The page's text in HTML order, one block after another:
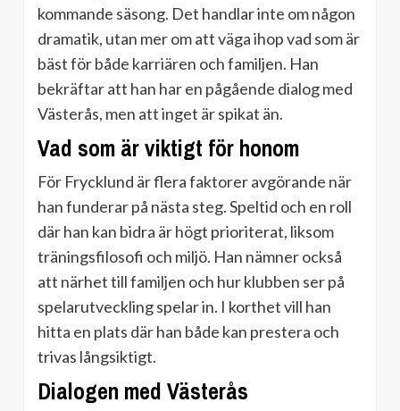
kommande säsong. Det handlar inte om någon
dramatik, utan mer om att väga ihop vad som är
bäst för både karriären och familjen. Han
bekräftar att han har en pågående dialog med
Västerås, men att inget är spikat än.
Vad som är viktigt för honom
För Frycklund är flera faktorer avgörande när
han funderar på nästa steg. Speltid och en roll
där han kan bidra är högt prioriterat, liksom
träningsfilosofi och miljö. Han nämner också
att närhet till familjen och hur klubben ser på
spelarutveckling spelar in. I korthet vill han
hitta en plats där han både kan prestera och
trivas långsiktigt.
Dialogen med Västerås